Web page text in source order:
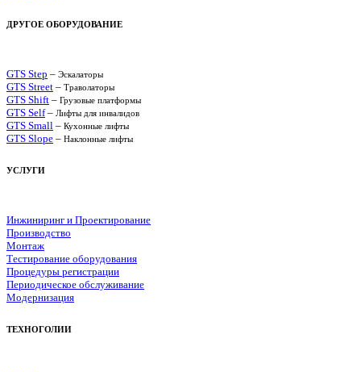
ДРУГОЕ ОБОРУДОВАНИЕ
GTS Step – Эскалаторы
GTS Street – Траволаторы
GTS Shift – Грузовые платформы
GTS Self– Лифты для инвалидов
GTS Small – Кухонные лифты
GTS Slope – Наклонные лифты
УСЛУГИ
Инжиниринг и Проектирование
Производство
Монтаж
Тестирование оборудования
Процедуры регистрации
Периодическое обслуживание
Модернизация
ТЕХНОГОЛИИ